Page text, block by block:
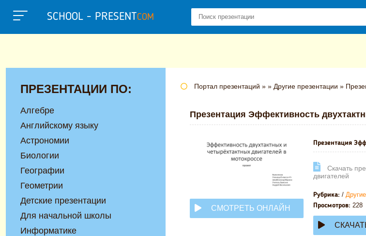
SCHOOL - PRESENTCOM
Портал презентаций » » Другие презентации »
Презентация Эффективность
СМОТРЕТЬ ОНЛАЙН
Презентация
Cкачать
двигателей
Рубрика: /
Просмотров: 228
ПРЕЗЕНТАЦИИ ПО:
Алгебре
Английскому языку
Астрономии
Биологии
Географии
Геометрии
Детские презентации
Для начальной школы
Информатике